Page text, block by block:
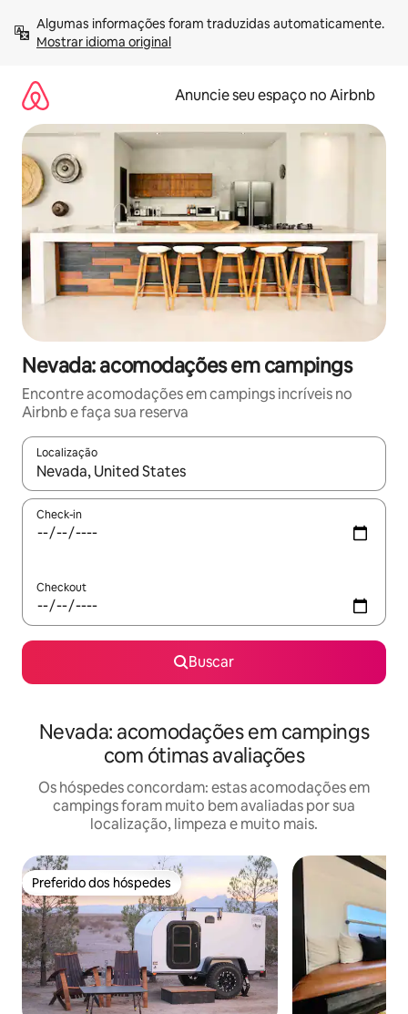
para
Mostrar idioma original
Anuncie seu espaço no Airbnb
Nevada: acomodações em campings
Encontre acomodações em campings incríveis no
Airbnb e faça sua reserva
Localização
Quando os resultados estiverem disponíveis, explore-os
Check-in
Checkout
Buscar
Nevada: acomodações em campings
com ótimas avaliações
Os hóspedes concordam: estas acomodações em
campings foram muito bem avaliadas por sua
localização, limpeza e muito mais.
Preferido dos hóspedes
Preferido dos hóspedes